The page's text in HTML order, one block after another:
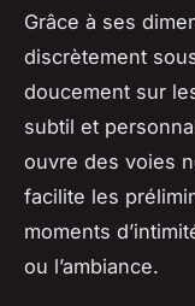
Grâce à ses
discrètement
doucement sur
subtil et
ouvre des voies
facilite les
moments
ou l’ambiance.